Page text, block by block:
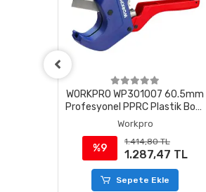
WORKPRO WP301007 60.5mm
Profesyonel PPRC Plastik Boru
Kesme Makası
Workpro
%9
1.414,80 TL
1.287,47 TL
Sepete Ekle